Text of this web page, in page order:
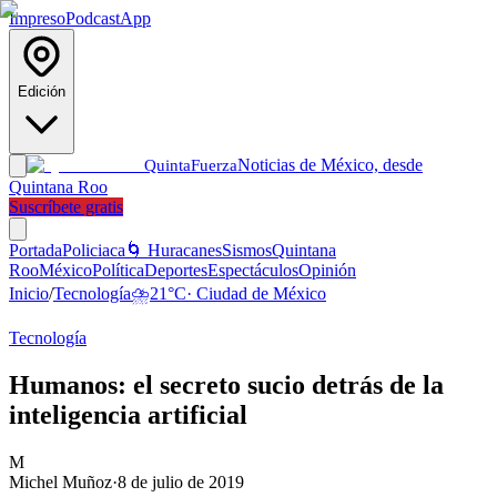
ImpresoPodcastApp
Edición
QuintaFuerzaNoticias de México, desde
Quintana Roo
Suscríbete gratis
PortadaPoliciaca 🌀 HuracanesSismosQuintana
RooMéxicoPolíticaDeportesEspectáculosOpinión
Inicio/Tecnología⛈️21°C· Ciudad de México
Tecnología
Humanos: el secreto sucio detrás de la
inteligencia artificial
M
Michel Muñoz·8 de julio de 2019